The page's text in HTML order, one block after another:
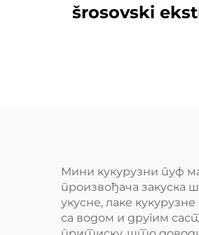
šrosovski
Мини кукурузни пуф
произвођача закуска
укусне, лаке
са водом и другим